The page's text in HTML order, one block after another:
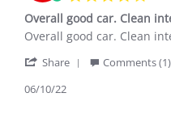
Overall good car. Clean
Review
Jason
on
review
Overall
car.
Overall good car. Clean
Share
Comments (1)
06/10/22